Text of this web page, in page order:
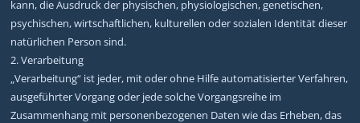
kann, die Ausdruck der physischen, physiologischen, genetischen,
psychischen, wirtschaftlichen, kulturellen oder sozialen Identität dieser
natürlichen Person sind.
2. Verarbeitung
„Verarbeitung“ ist jeder, mit oder ohne Hilfe automatisierter Verfahren,
ausgeführter Vorgang oder jede solche Vorgangsreihe im
Zusammenhang mit personenbezogenen Daten wie das Erheben, das